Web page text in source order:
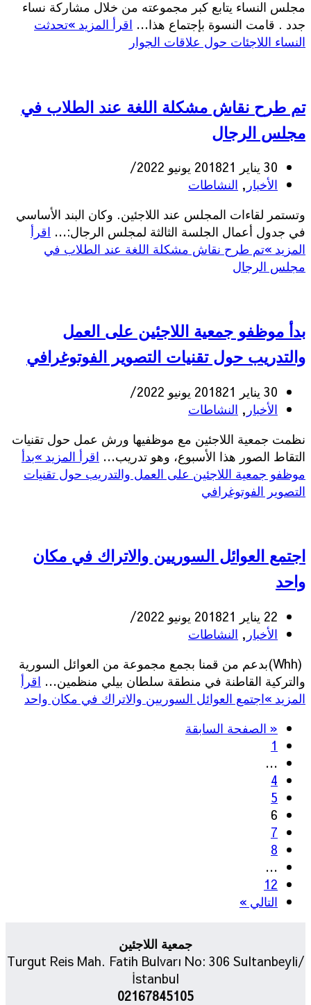
مجلس النساء يتابع كبر مجموعته من خلال مشاركة نساء
جدد . قامت النسوة بإجتماع هذا… اقرأ المزيد »تحدثت
النساء اللاجئات حول علاقات الجوار
تم طرح نقاش مشكلة اللغة عند الطلاب في
مجلس الرجال
30 يناير 2018
21 يونيو 2022
الأخبار , النشاطات
وتستمر لقاءات المجلس عند اللاجئين. وكان البند الأساسي
في جدول أعمال الجلسة الثالثة لمجلس الرجال:… اقرأ
المزيد »تم طرح نقاش مشكلة اللغة عند الطلاب في
مجلس الرجال
بدأ موظفو جمعية اللاجئين على العمل
والتدريب حول تقنيات التصوير الفوتوغرافي
30 يناير 2018
21 يونيو 2022
الأخبار , النشاطات
نظمت جمعية اللاجئين مع موظفيها ورش عمل حول تقنيات
التقاط الصور هذا الأسبوع، وهو تدريب… اقرأ المزيد »بدأ
موظفو جمعية اللاجئين على العمل والتدريب حول تقنيات
التصوير الفوتوغرافي
اجتمع العوائل السوريين والاتراك في مكان
واحد
22 يناير 2018
21 يونيو 2022
الأخبار , النشاطات
(Whh)بدعم من قمنا بجمع مجموعة من العوائل السورية
والتركية القاطنة في منطقة سلطان بيلي منظمين… اقرأ
المزيد »اجتمع العوائل السوريين والاتراك في مكان واحد
« الصفحة السابقة
1
…
4
5
6
7
8
…
12
التالي »
جمعية اللاجئين
Turgut Reis Mah. Fatih Bulvarı No: 306 Sultanbeyli/
İstanbul
02167845105